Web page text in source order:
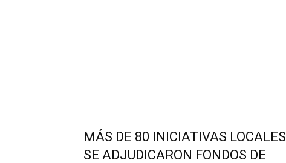
MÁS DE 80 INICIATIVAS LOCALES
SE ADJUDICARON FONDOS DE